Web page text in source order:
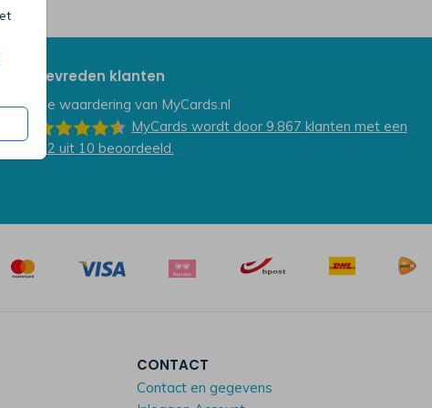
Tevreden klanten
De waardering van MyCards.nl
MyCards wordt door 9.867 klanten met een
9.2 uit 10 beoordeeld.
CONTACT
Contact en gegevens